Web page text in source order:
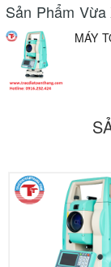
Sản Phẩm Vừa
MÁY